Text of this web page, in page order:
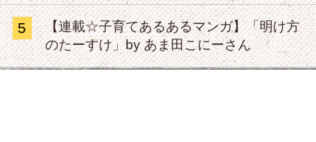
5
【連載☆子育てあるあるマンガ】「明け方
のたーすけ」by あま田こにーさん